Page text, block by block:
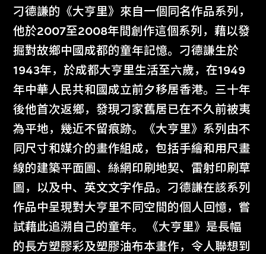
刁德謙的《大亨里》來自一個同名作品系列，
他於2007至2008年間創作這個系列，藉以發
掘對故鄉中國成都的童年記憶。刁德謙生於
1943年，於成都大亨里生活至六歲，在1949
年中華人民共和國成立前夕移居香港。三十年
後他首次返鄉，發現刁家舊居已在不久前被夷
為平地，幾近不留痕跡。《大亨里》系列由不
同尺寸和媒介的畫作組成，包括手繪和用尺畫
線的建築平面圖、絲網印刷地契、雷射印刷草
圖，以及中、英文文字作品。刁德謙在該系列
作品中呈現對大亨里不同空間的個人回憶，嘗
試藉此追溯自己的童年。 《大亨里》是長幅
的長方塑膠彩及塑膠油布本畫作，令人聯想到